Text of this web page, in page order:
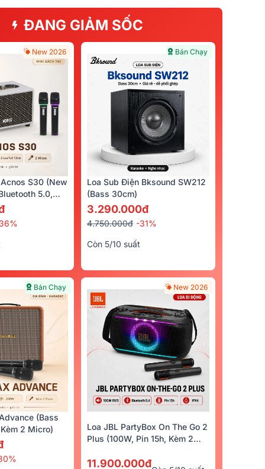
ĐANG GIẢM SỐC
New 2026
S30 (New
5.0,
Bán Chạy
Loa Sub Điện Bksound SW212
(bass 30cm)
3.290.000đ
4.750.000đ -31%
Còn 5/10 suất
Bán Chạy
(Bass
2 Micro)
New 2026
Loa JBL PartyBox On The Go 2
Plus (100W, Pin 15h, Kèm 2
11.900.000đ